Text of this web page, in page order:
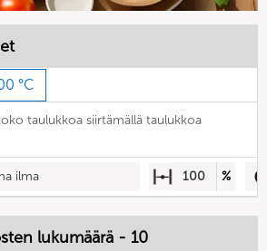
°C
taulukkoa siirtämällä taulukkoa
ilma 100 %
lukumäärä - 10